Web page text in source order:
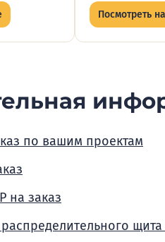
Посмотреть
по вашим проектам
на заказ